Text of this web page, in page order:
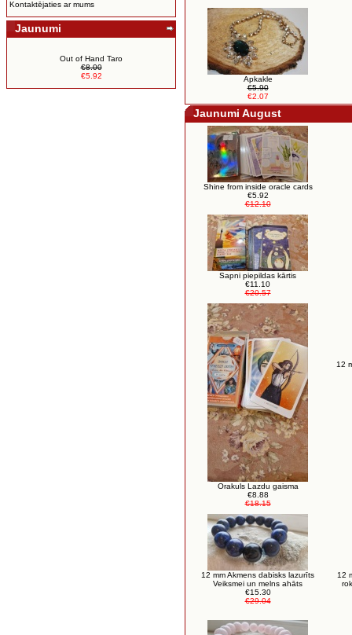
Kontaktējaties ar mums
Jaunumi
Out of Hand Taro
€8.00
€5.92
Apkakle
€5.90
€2.07
Jaunumi August
Shine from inside oracle cards
€5.92
€12.10
Sapni piepildas kārtis
€11.10
€20.57
Orakuls Lazdu gaisma
€8.88
€18.15
12
12 mm Akmens dabisks lazurīts
Veiksmei un melns ahāts
€15.30
€29.04
12